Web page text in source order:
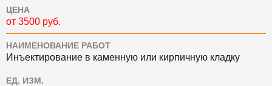
ЦЕНА
от 3500 руб.
НАИМЕНОВАНИЕ РАБОТ
Инъектирование в каменную или кирпичную кладку
ЕД. ИЗМ.